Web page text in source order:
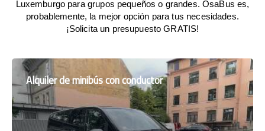
Luxemburgo para grupos pequeños o grandes. OsaBus es,
probablemente, la mejor opción para tus necesidades.
¡Solicita un presupuesto GRATIS!
Alquiler de minibús con conductor